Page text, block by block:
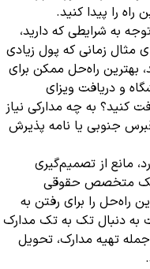
راه را پیدا کنید.
به شرایطی که دارید،
مثال زمانی که پول زیادی
راه‌حل ممکن برای
و دریافت ویزای
کنید؟ به چه مدارکی نیاز
جنوبی یا نامه پذیرش
مانع از تصمیم‌گیری
یک متخصص حقوقی
راه‌حل را برای رفتن به
به دنبال تک به تک مدارک
تهیه مدارک، تحویل